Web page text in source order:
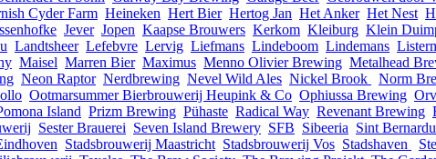
Cyder Farm Heineken Hert Bier Hertog Jan Het Anker Het Nest
Jever Jopen Kaapse Brouwers Kerkom Kleiburg Klein
Landtsheer Lefebvre Lervig Liefmans Lindeboom Lindemans
Maisel Marren Bier Maximus Menno Olivier Brewing Metalhead
Neon Raptor Nerdbrewing Nevel Wild Ales Nickel Brook Norm
Ootmarsummer Bierbrouwerij Heupink & Co Ophiussa Brewing
Island Prizm Brewing Pühaste Radical Way Revenant Brewing
Sester Brauerei Seven Island Brewery SFB Sibeeria Sint
Stadsbrouwerij Maastricht Stadsbrouwerij Vos Stadshaven